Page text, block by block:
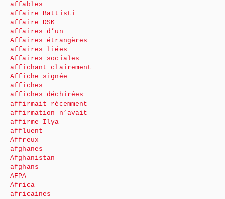
affables
affaire Battisti
affaire DSK
affaires d’un
Affaires étrangères
affaires liées
Affaires sociales
affichant clairement
Affiche signée
affiches
affiches déchirées
affirmait récemment
affirmation n’avait
affirme Ilya
affluent
Affreux
afghanes
Afghanistan
afghans
AFPA
Africa
africaines